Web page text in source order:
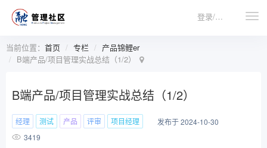
登录/注册
当前位置： 首页 专栏
产品锦鲤er
B端产品/项目管理实战总结（1/2）
B端产品/项目管理实战总结（1/2）
经理 测试 产品 评审 项目经理
发布于 2024-10-30
3419